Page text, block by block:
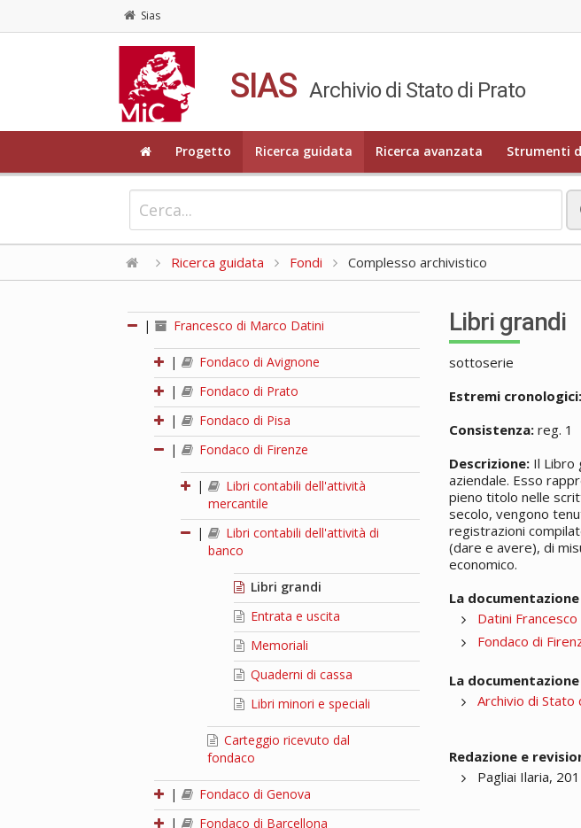
Sias
SIAS Archivio di Stato di Prato
Progetto Ricerca guidata Ricerca avanzata Strumenti
Ricerca guidata Fondi Complesso archivistico
| Francesco di Marco Datini
|
Fondaco di Avignone
|
Fondaco di Prato
|
Fondaco di Pisa
|
Fondaco di Firenze
|
Libri contabili dell'attività
mercantile
|
Libri contabili dell'attività di
banco
Libri grandi
Entrata e uscita
Memoriali
Quaderni di cassa
Libri minori e speciali
Carteggio ricevuto dal
fondaco
|
Fondaco di Genova
|
Fondaco di Barcellona
Libri grandi
sottoserie
Estremi cronologici:
Consistenza: reg. 1
Descrizione: Il Libro
aziendale. Esso
pieno titolo nelle
secolo, vengono
registrazioni
(dare e avere), di
economico.
La
Datini Francesco
Fondaco di
La
Archivio di Stato
Redazione e
Pagliai Ilaria,